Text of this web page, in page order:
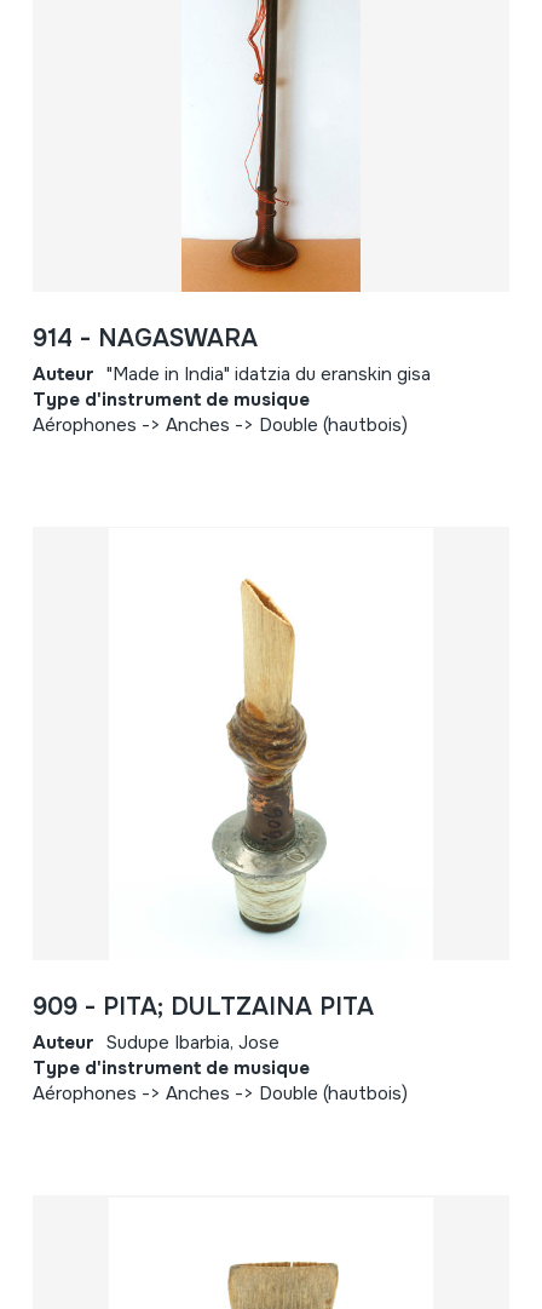
914 - NAGASWARA
Auteur "Made in India" idatzia du eranskin gisa
Type d'instrument de musique
Aérophones -> Anches -> Double (hautbois)
909 - PITA; DULTZAINA PITA
Auteur Sudupe Ibarbia, Jose
Type d'instrument de musique
Aérophones -> Anches -> Double (hautbois)